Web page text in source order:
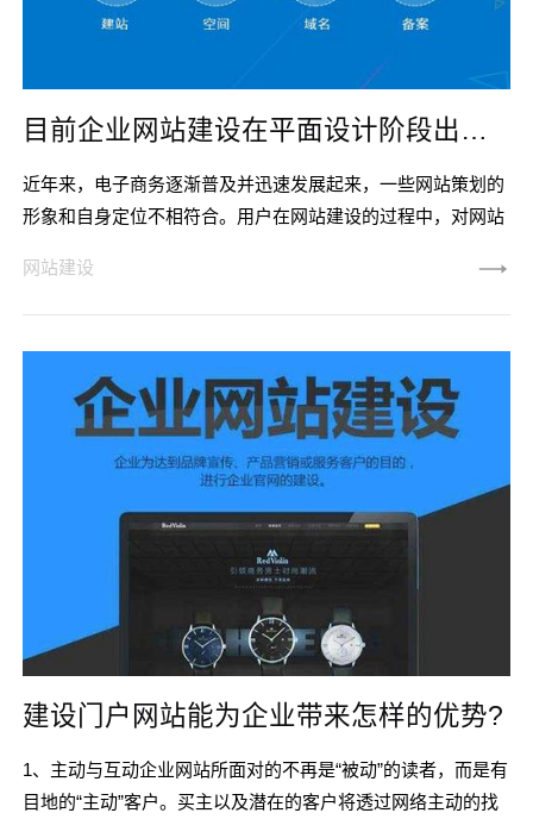
目前企业网站建设在平面设计阶段出现了一些问题。
近年来，电子商务逐渐普及并迅速发展起来，一些网站策划的
形象和自身定位不相符合。用户在网站建设的过程中，对网站
该斟酌网站的外观形象设计。不要因为懒惰而去复制或复制成
品网站的外观设计，这不仅会影响网站的运作，而且会给自己
组成部分。从目前网站建设情况分析，部分影响力较大的网
站，基本上都是以图片或视
网站建设
建设门户网站能为企业带来怎样的优势?
1、主动与互动企业网站所面对的不再是“被动”的读者，而是有
目地的“主动”客户。买主以及潜在的客户将透过网络主动的找